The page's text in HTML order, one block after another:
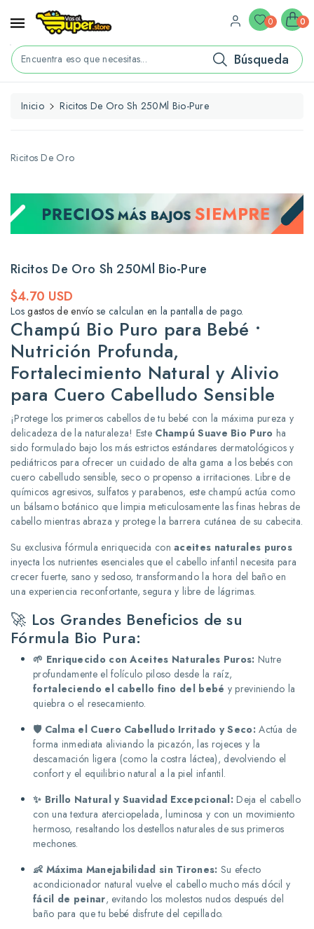
Encuentra eso que necesitas... Búsqueda
0 0
Inicio Ricitos De Oro Sh 250Ml Bio-Pure
Ricitos De Oro
Ricitos De Oro Sh 250Ml Bio-Pure
Precio
habitual
$4.70 USD
Losgastos de envío se calculan en la pantalla de pago.
Champú Bio Puro para Bebé •
Nutrición Profunda,
Fortalecimiento Natural y Alivio
para Cuero Cabelludo Sensible
¡Protege los primeros cabellos de tu bebé con la máxima pureza y
delicadeza de la naturaleza! Este Champú Suave Bio Puro ha
sido formulado bajo los más estrictos estándares dermatológicos y
pediátricos para ofrecer un cuidado de alta gama a los bebés con
cuero cabelludo sensible, seco o propenso a irritaciones.Libre de
químicos agresivos, sulfatos y parabenos, este champú actúa como
un bálsamo botánico que limpia meticulosamente las finas hebras de
cabello mientras abraza y protege la barrera cutánea de su cabecita.
Su exclusiva fórmula enriquecida conaceites naturales puros
inyecta los nutrientes esenciales que el cabello infantil necesita para
crecer fuerte, sano y sedoso, transformando la hora del baño en
una experiencia reconfortante, segura y libre de lágrimas.
🚀 Los Grandes Beneficios de su
Fórmula Bio Pura:
🌱 Enriquecido con Aceites Naturales Puros: Nutre
profundamente el folículo piloso desde la raíz,
fortaleciendo el cabello fino del bebé y previniendo la
quiebra o el resecamiento.
🛡️ Calma el Cuero Cabelludo Irritado y Seco: Actúa de
forma inmediata aliviando la picazón, las rojeces y la
descamación ligera (como la costra láctea), devolviendo el
confort y el equilibrio natural a la piel infantil.
✨ Brillo Natural y Suavidad Excepcional: Deja el cabello
con una textura aterciopelada, luminosa y con un movimiento
hermoso, resaltando los destellos naturales de sus primeros
mechones.
👶 Máxima Manejabilidad sin Tirones: Su efecto
acondicionador natural vuelve el cabello mucho más dócil y
fácil de peinar, evitando los molestos nudos después del
baño para que tu bebé disfrute del cepillado.